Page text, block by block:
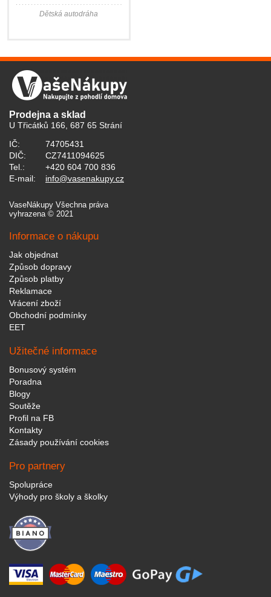
Dětská autodráha
Prodejna a sklad
U Třicátků 166, 687 65 Strání
IČ:
74705431
DIČ:
CZ7411094625
Tel.:
+420 604 700 836
E-mail:
info@vasenakupy.cz
VaseNákupy Všechna práva
vyhrazena © 2021
Informace o nákupu
Jak objednat
Způsob dopravy
Způsob platby
Reklamace
Vrácení zboží
Obchodní podmínky
EET
Užitečné informace
Bonusový systém
Poradna
Blogy
Soutěže
Profil na FB
Kontakty
Zásady používání cookies
Pro partnery
Spolupráce
Výhody pro školy a školky